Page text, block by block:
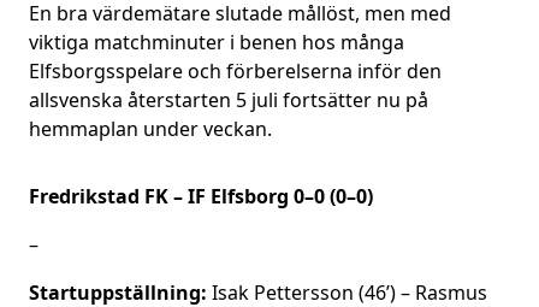
En bra värdemätare slutade mållöst, men med
viktiga matchminuter i benen hos många
Elfsborgsspelare och förberelserna inför den
allsvenska återstarten 5 juli fortsätter nu på
hemmaplan under veckan.
Fredrikstad FK – IF Elfsborg 0–0 (0–0)
–
Startuppställning: Isak Pettersson (46’) – Rasmus